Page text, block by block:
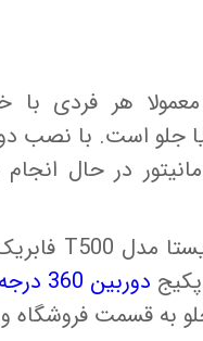
هر فردی با
جلو است. با نصب
در حال
دوربین 360 درجه
به قسمت فروشگاه